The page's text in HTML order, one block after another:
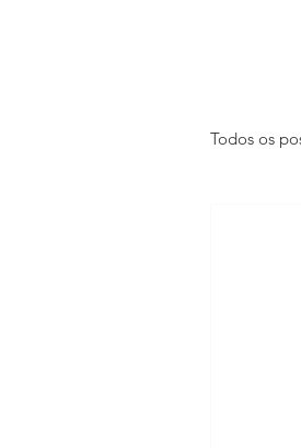
Todos os